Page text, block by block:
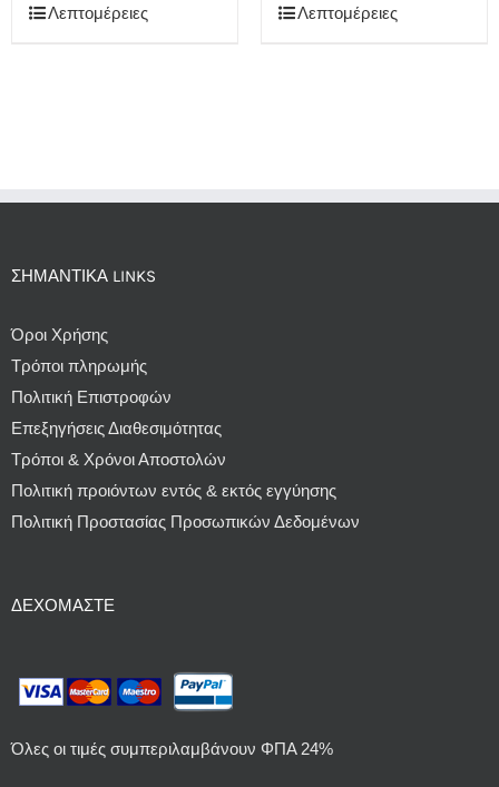
Λεπτομέρειες
Λεπτομέρειες
ΣΗΜΑΝΤΙΚΆ LINKS
Όροι Χρήσης
Τρόποι πληρωμής
Πολιτική Επιστροφών
Επεξηγήσεις Διαθεσιμότητας
Τρόποι & Χρόνοι Αποστολών
Πολιτική προιόντων εντός & εκτός εγγύησης
Πολιτική Προστασίας Προσωπικών Δεδομένων
ΔΕΧΌΜΑΣΤΕ
Όλες οι τιμές συμπεριλαμβάνουν ΦΠΑ 24%